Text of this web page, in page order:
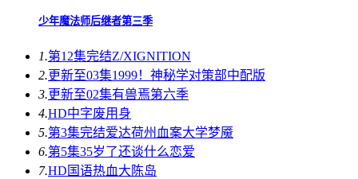
少年魔法师后继者第三季
1.第12集完结Z/XIGNITION
2.更新至03集1999！神秘学对策部中配版
3.更新至02集有兽焉第六季
4.HD中字废用身
5.第3集完结爱达荷州血案大学梦魇
6.第5集35岁了还谈什么恋爱
7.HD国语热血大陈岛